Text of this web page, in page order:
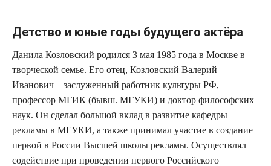
Детство и юные годы будущего актёра
Данила Козловский родился 3 мая 1985 года в Москве в
творческой семье. Его отец, Козловский Валерий
Иванович – заслуженный работник культуры РФ,
профессор МГИК (бывш. МГУКИ) и доктор философских
наук. Он сделал большой вклад в развитие кафедры
рекламы в МГУКИ, а также принимал участие в создание
первой в России Высшей школы рекламы. Осуществлял
содействие при проведении первого Российского